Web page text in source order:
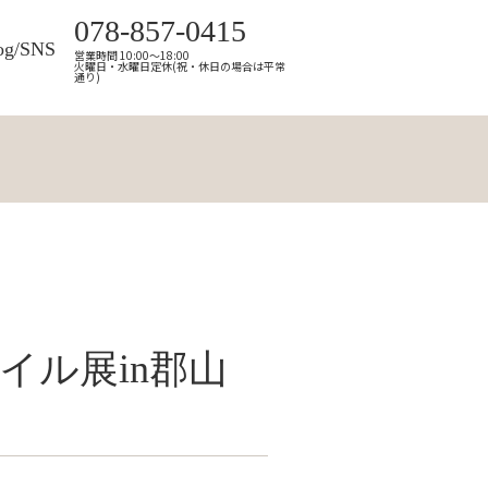
SNS
078-857-0415
営業時間 10:00～18:00
火曜日・水曜日定休(祝・休日の場合は平常
通り)
ル展in郡山